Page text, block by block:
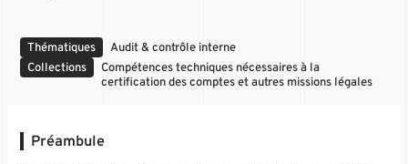
Thématiques
Audit & contrôle interne
Collections
Compétences techniques nécessaires à la
certification des comptes et autres missions légales
Préambule